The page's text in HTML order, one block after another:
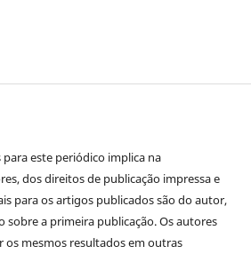
este periódico implica na
dos direitos de publicação impressa e
para os artigos publicados são do autor,
sobre a primeira publicação. Os autores
mesmos resultados em outras